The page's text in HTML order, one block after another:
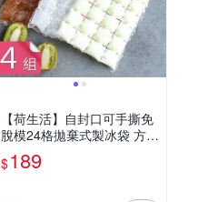
【荷生活】自封口可手撕免
脫模24格拋棄式製冰袋 方形
冰塊袋10入-4組
$189